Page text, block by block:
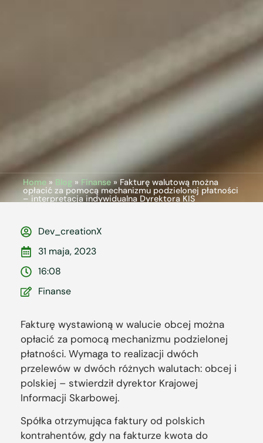
Home» Blog» Finanse»Fakturę walutową można
opłacić za pomocą mechanizmu podzielonej płatności
– interpretacja indywidualna Dyrektora KIS
Dev_creationX
31 maja, 2023
16:08
Finanse
Fakturę wystawioną w walucie obcej można
opłacić za pomocą mechanizmu podzielonej
płatności. Wymaga to realizacji dwóch
przelewów w dwóch różnych walutach: obcej i
polskiej – stwierdził dyrektor Krajowej
Informacji Skarbowej.
Spółka otrzymująca faktury od polskich
kontrahentów, gdy na fakturze kwota do